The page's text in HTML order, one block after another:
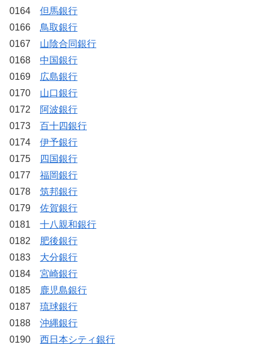
0164 但馬銀行
0166 鳥取銀行
0167 山陰合同銀行
0168 中国銀行
0169
広島銀行
0170 山口銀行
0172
阿波銀行
0173 百十四銀行
0174 伊予銀行
0175
四国銀行
0177 福岡銀行
0178 筑邦銀行
0179 佐賀銀行
0181 十八親和銀行
0182 肥後銀行
0183 大分銀行
0184 宮崎銀行
0185
鹿児島銀行
0187 琉球銀行
0188 沖縄銀行
0190 西日本シティ銀行